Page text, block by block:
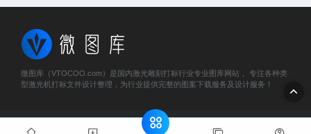
微图库（VTOCOO.com）是国内激光雕刻打标行业专业图库网站， 专注各种类
型激光机打标文件设计整理，为行业提供完整的图案下载服务及设计服务！
© 2023 微图库 - vtocoo.com & Lancer . All rights reserved